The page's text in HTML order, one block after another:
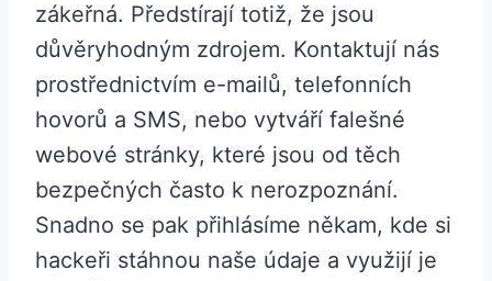
zákeřná. Předstírají totiž, že jsou
důvěryhodným zdrojem. Kontaktují nás
prostřednictvím e-mailů, telefonních
hovorů a SMS, nebo vytváří falešné
webové stránky, které jsou od těch
bezpečných často k nerozpoznání.
Snadno se pak přihlásíme někam, kde si
hackeři stáhnou naše údaje a využijí je